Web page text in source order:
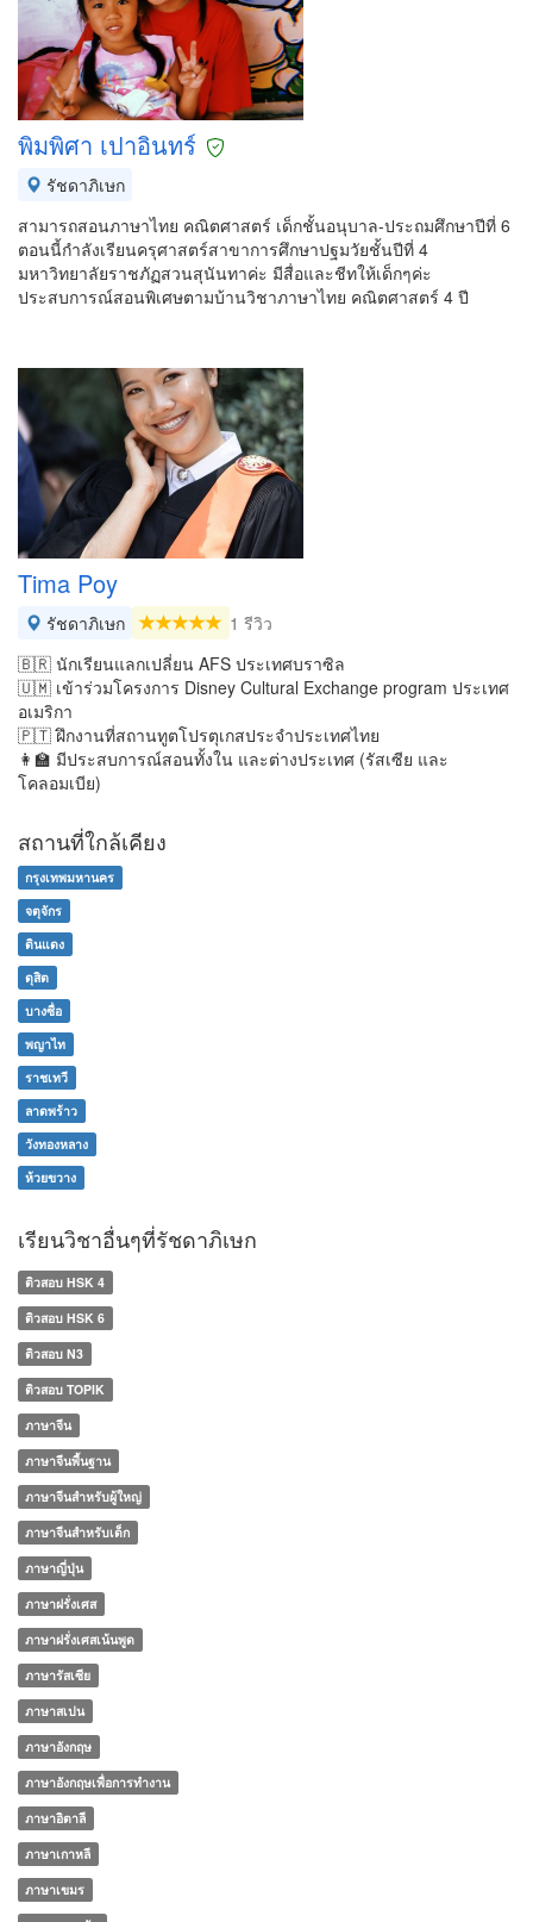
พิมพิศา เปาอินทร์
รัชดาภิเษก
สามารถสอนภาษาไทย คณิตศาสตร์ เด็กชั้นอนุบาล-ประถมศึกษาปีที่ 6
ตอนนี้กำลังเรียนครุศาสตร์สาขาการศึกษาปฐมวัยชั้นปีที่ 4
มหาวิทยาลัยราชภัฏสวนสุนันทาค่ะ มีสื่อและชีทให้เด็กๆค่ะ
ประสบการณ์สอนพิเศษตามบ้านวิชาภาษาไทย คณิตศาสตร์ 4 ปี
Tima Poy
รัชดาภิเษก
1 รีวิว
🇧🇷 นักเรียนแลกเปลี่ยน AFS ประเทศบราซิล
🇺🇲 เข้าร่วมโครงการ Disney Cultural Exchange program ประเทศ
อเมริกา
🇵🇹 ฝึกงานที่สถานทูตโปรตุเกสประจำประเทศไทย
👩‍🏫 มีประสบการณ์สอนทั้งใน และต่างประเทศ (รัสเซีย และ
โคลอมเบีย)
สถานที่ใกล้เคียง
กรุงเทพมหานคร
จตุจักร
ดินแดง
ดุสิต
บางซื่อ
พญาไท
ราชเทวี
ลาดพร้าว
วังทองหลาง
ห้วยขวาง
เรียนวิชาอื่นๆที่รัชดาภิเษก
ติวสอบ HSK 4
ติวสอบ HSK 6
ติวสอบ N3
ติวสอบ TOPIK
ภาษาจีน
ภาษาจีนพื้นฐาน
ภาษาจีนสำหรับผู้ใหญ่
ภาษาจีนสำหรับเด็ก
ภาษาญี่ปุ่น
ภาษาฝรั่งเศส
ภาษาฝรั่งเศสเน้นพูด
ภาษารัสเซีย
ภาษาสเปน
ภาษาอังกฤษ
ภาษาอังกฤษเพื่อการทำงาน
ภาษาอิตาลี
ภาษาเกาหลี
ภาษาเขมร